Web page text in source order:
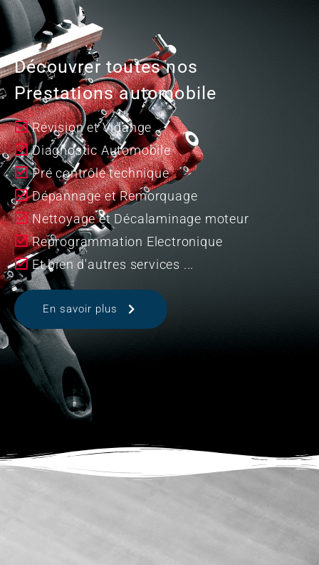
Découvrer toutes nos
Prestations automobile
Révision et Vidange
Diagnostic Automobile
Pré contrôle technique
Dépannage et Remorquage
Nettoyage et Décalaminage moteur
Reprogrammation Electronique
Et bien d'autres services ...
En savoir plus